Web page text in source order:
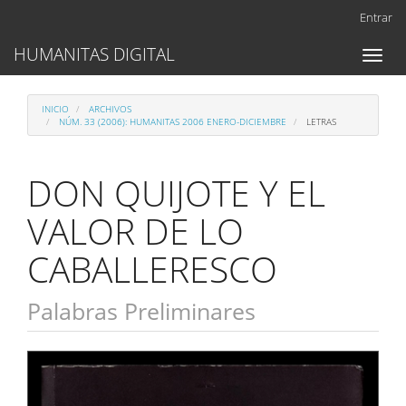
Contenido
principal
lateral
Entrar
Toggle
HUMANITAS DIGITAL
INICIO
ARCHIVOS
NÚM. 33 (2006): HUMANITAS 2006 ENERO-DICIEMBRE
LETRAS
DON QUIJOTE Y EL
VALOR DE LO
CABALLERESCO
Palabras Preliminares
Barra